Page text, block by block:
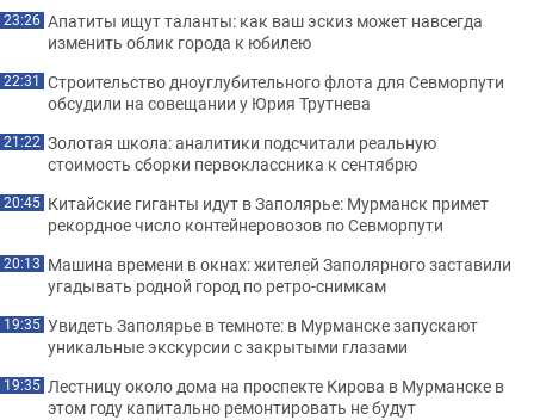
23:26 Апатиты ищут таланты: как ваш эскиз может навсегда
изменить облик города к юбилею
22:31 Строительство дноуглубительного флота для Севморпути
обсудили на совещании у Юрия Трутнева
21:22 Золотая школа: аналитики подсчитали реальную
стоимость сборки первоклассника к сентябрю
20:45 Китайские гиганты идут в Заполярье: Мурманск примет
рекордное число контейнеровозов по Севморпути
20:13 Машина времени в окнах: жителей Заполярного заставили
угадывать родной город по ретро-снимкам
19:35 Увидеть Заполярье в темноте: в Мурманске запускают
уникальные экскурсии с закрытыми глазами
19:35 Лестницу около дома на проспекте Кирова в Мурманске в
этом году капитально ремонтировать не будут